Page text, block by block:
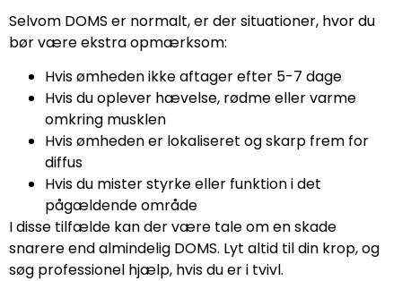
Selvom DOMS er normalt, er der situationer, hvor du
bør være ekstra opmærksom:
Hvis ømheden ikke aftager efter 5-7 dage
Hvis du oplever hævelse, rødme eller varme
omkring musklen
Hvis ømheden er lokaliseret og skarp frem for
diffus
Hvis du mister styrke eller funktion i det
pågældende område
I disse tilfælde kan der være tale om en skade
snarere end almindelig DOMS. Lyt altid til din krop, og
søg professionel hjælp, hvis du er i tvivl.